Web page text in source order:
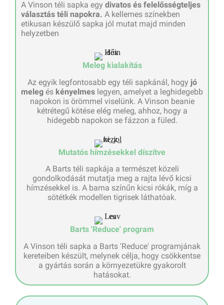
A Vinson téli sapka egy divatos és felelősségteljes
választás téli napokra. A kellemes színekben
etikusan készülő sapka jól mutat majd minden
helyzetben
Meleg kialakítás
Az egyik legfontosabb egy téli sapkánál, hogy jó
meleg és kényelmes legyen, amelyet a leghidegebb
napokon is örömmel viselünk. A Vinson beanie
kétrétegű kötése elég meleg, ahhoz, hogy a
hidegebb napokon se fázzon a füled.
Mutatós hímzésekkel díszítve
A Barts téli sapkája a természet közeli
gondolkodását mutatja meg a rajta lévő kicsi
hímzésekkel is. A barna színűn kicsi rókák, míg a
sötétkék modellen tigrisek láthatóak.
Barts 'Reduce' program
A Vinson téli sapka a Barts 'Reduce' programjának
kereteiben készült, melynek célja, hogy csökkentse
a gyártás során a környezetükre gyakorolt
hatásokat.